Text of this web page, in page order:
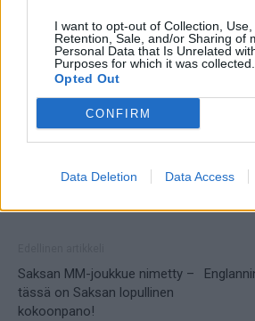
I want to opt-out of Collection, Use,
Retention, Sale, and/or Sharing of
Personal Data that Is Unrelated
Purposes for which it was collected.
Opted Out
CONFIRM
Data Deletion Data Access
Saksan MM-joukkue nimetty –
tässä on Saksan lopullinen
kokoonpano!